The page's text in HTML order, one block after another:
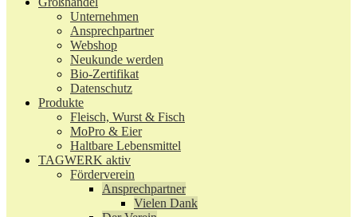
Unternehmen
Ansprechpartner
Webshop
Neukunde werden
Bio-Zertifikat
Datenschutz
Produkte
Fleisch, Wurst & Fisch
MoPro & Eier
Haltbare Lebensmittel
TAGWERK aktiv
Förderverein
Ansprechpartner
Vielen Dank